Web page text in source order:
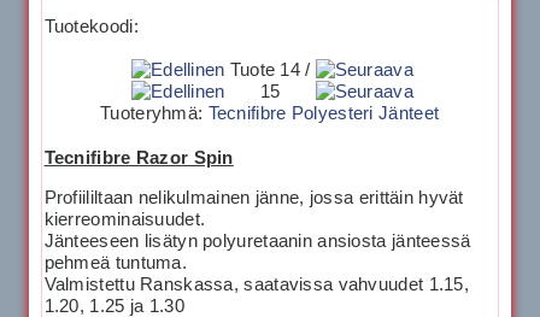
Tuotekoodi:
Tuote 14 /
15
Tuoteryhmä: Tecnifibre Polyesteri Jänteet
Tecnifibre Razor Spin
Profiililtaan nelikulmainen jänne, jossa erittäin hyvät
kierreominaisuudet.
Jänteeseen lisätyn polyuretaanin ansiosta jänteessä
pehmeä tuntuma.
Valmistettu Ranskassa, saatavissa vahvuudet 1.15,
1.20, 1.25 ja 1.30